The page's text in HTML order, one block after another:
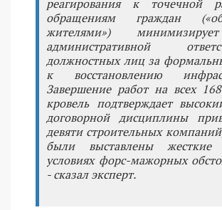
реагирования к точечной
обращениям граждан
жителями»)
административной
должностных лиц за
к восстановлению
Завершение работ на всех
кровель подтверждает
договорной дисциплины
девяти строительных
были выставлены
условиях форс-мажорных
- сказал эксперт.